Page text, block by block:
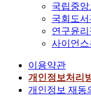
국립중
국회도
연구윤
사이언스
이용약관
개인정보처리
개인정보 재동